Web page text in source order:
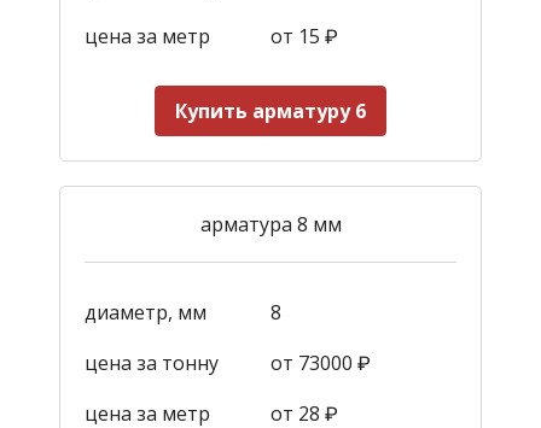
цена за метр
от 15 ₽
Купить арматуру 6
арматура 8 мм
диаметр, мм
8
цена за тонну
от 73000 ₽
цена за метр
от 28 ₽